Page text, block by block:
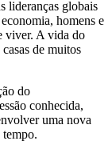
lideranças globais
homens e
viver. A vida do
de muitos
do
conhecida,
uma nova